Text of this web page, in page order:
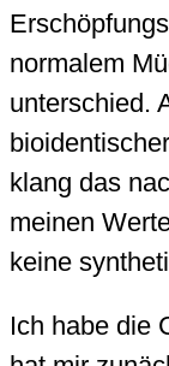
normalem
unterschied.
klang das
meinen
keine
Ich habe die